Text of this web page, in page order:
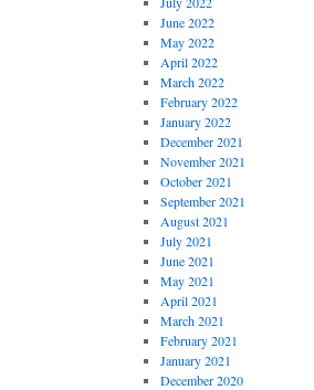
June 2022
May 2022
April 2022
March 2022
February 2022
January 2022
December 2021
November 2021
October 2021
September 2021
August 2021
July 2021
June 2021
May 2021
April 2021
March 2021
February 2021
January 2021
December 2020